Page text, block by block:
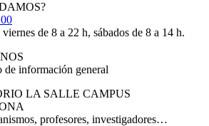
de 8 a 22 h, sábados de 8 a 14 h.
de información general
LA SALLE CAMPUS
profesores, investigadores…